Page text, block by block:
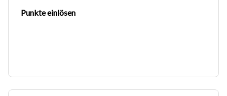
Punkte einlösen